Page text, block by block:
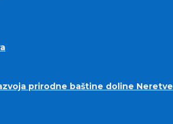
prirodne baštine doline Neretve